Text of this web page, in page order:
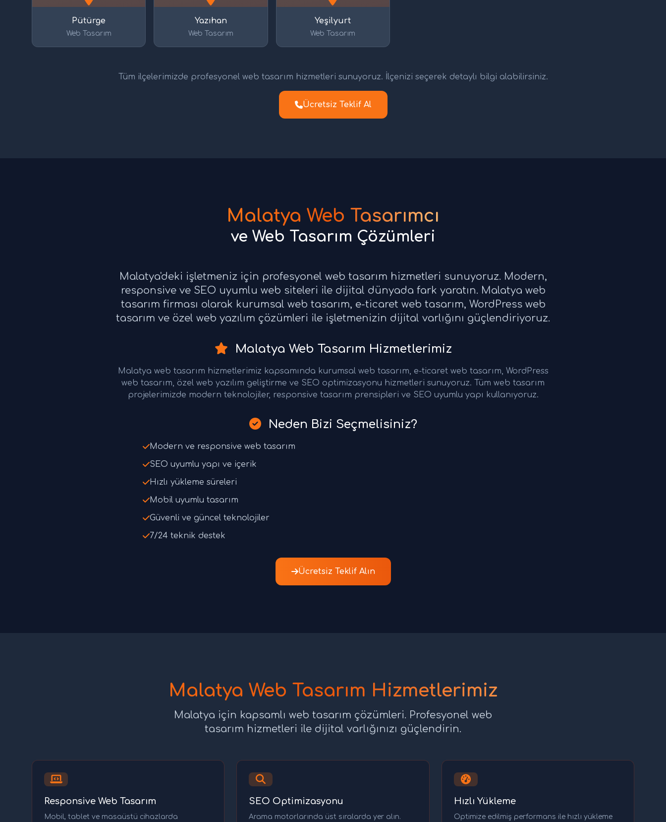
Pütürge
Web Tasarım
Yazıhan
Web Tasarım
Yeşilyurt
Web Tasarım
Tüm ilçelerimizde profesyonel web tasarım hizmetleri sunuyoruz. İlçenizi seçerek detaylı bilgi alabilirsiniz.
Ücretsiz Teklif Al
Malatya Web Tasarımcı
ve Web Tasarım Çözümleri
Malatya'deki işletmeniz için profesyonel web tasarım hizmetleri sunuyoruz. Modern,
responsive ve SEO uyumlu web siteleri ile dijital dünyada fark yaratın. Malatya web
tasarım firması olarak kurumsal web tasarım, e-ticaret web tasarım, WordPress web
tasarım ve özel web yazılım çözümleri ile işletmenizin dijital varlığını güçlendiriyoruz.
Malatya Web Tasarım Hizmetlerimiz
Malatya web tasarım hizmetlerimiz kapsamında kurumsal web tasarım, e-ticaret web tasarım, WordPress
web tasarım, özel web yazılım geliştirme ve SEO optimizasyonu hizmetleri sunuyoruz. Tüm web tasarım
projelerimizde modern teknolojiler, responsive tasarım prensipleri ve SEO uyumlu yapı kullanıyoruz.
Neden Bizi Seçmelisiniz?
Modern ve responsive web tasarım
SEO uyumlu yapı ve içerik
Hızlı yükleme süreleri
Mobil uyumlu tasarım
Güvenli ve güncel teknolojiler
7/24 teknik destek
Ücretsiz Teklif Alın
Malatya Web Tasarım Hizmetlerimiz
Malatya için kapsamlı web tasarım çözümleri. Profesyonel web
tasarım hizmetleri ile dijital varlığınızı güçlendirin.
Responsive Web Tasarım
Mobil, tablet ve masaüstü cihazlarda
SEO Optimizasyonu
Arama motorlarında üst sıralarda yer alın.
Hızlı Yükleme
Optimize edilmiş performans ile hızlı yükleme